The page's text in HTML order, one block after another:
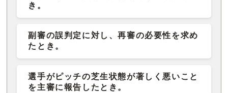
き。
副審の誤判定に対し、再審の必要性を求め
たとき。
選手がピッチの芝生状態が著しく悪いこと
を主審に報告したとき。